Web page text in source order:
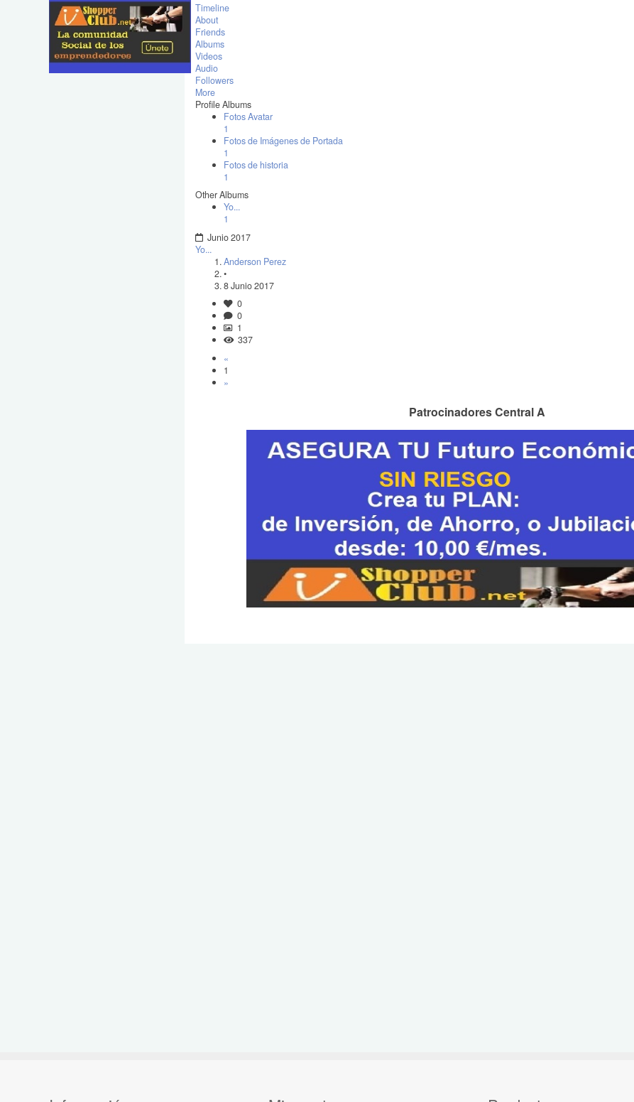
Timeline
About
Friends
Albums
Videos
Audio
Followers
More
Profile Albums
Fotos Avatar
1
Fotos de Imágenes de Portada
1
Fotos de historia
1
Other Albums
Yo...
1
Junio 2017
Yo...
Anderson Perez
•
8 Junio 2017
0
0
1
337
«
1
»
Patrocinadores Central A